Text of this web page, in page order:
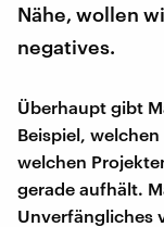
Nähe, wollen
negatives.
Überhaupt gibt
Beispiel,
welchen
gerade aufhält.
Unverfängliches